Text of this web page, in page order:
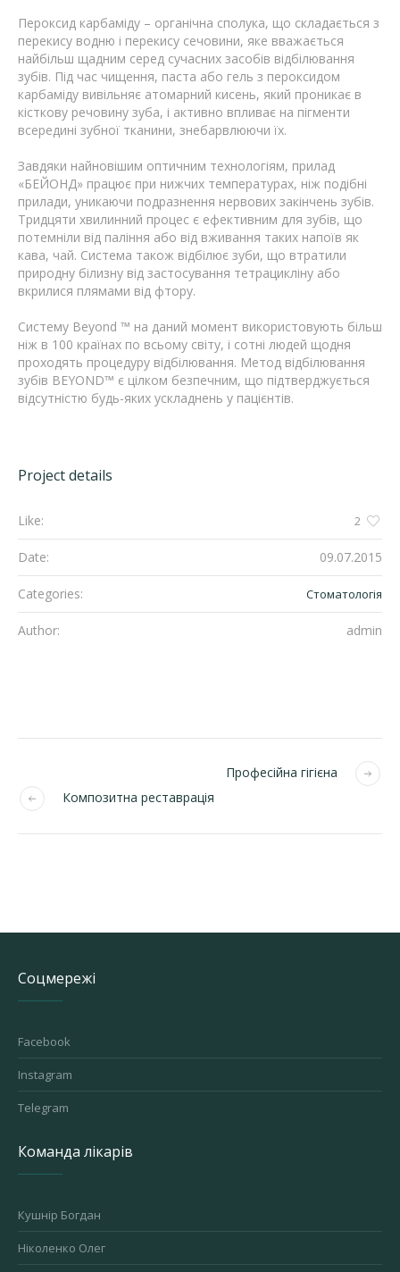
Пероксид карбаміду – органічна сполука, що складається з
перекису водню і перекису сечовини, яке вважається
найбільш щадним серед сучасних засобів відбілювання
зубів. Під час чищення, паста або гель з пероксидом
карбаміду вивільняє атомарний кисень, який проникає в
кісткову речовину зуба, і активно впливає на пігменти
всередині зубної тканини, знебарвлюючи їх.
Завдяки найновішим оптичним технологіям, прилад
«БЕЙОНД» працює при нижчих температурах, ніж подібні
прилади, уникаючи подразнення нервових закінчень зубів.
Тридцяти хвилинний процес є ефективним для зубів, що
потемніли від паління або від вживання таких напоїв як
кава, чай. Система також відбілює зуби, що втратили
природну білизну від застосування тетрацикліну або
вкрилися плямами від фтору.
Систему Beyond ™ на даний момент використовують більш
ніж в 100 країнах по всьому світу, і сотні людей щодня
проходять процедуру відбілювання. Метод відбілювання
зубів BEYOND™ є цілком безпечним, що підтверджується
відсутністю будь-яких ускладнень у пацієнтів.
Project details
Like: 2
Date: 09.07.2015
Categories: Стоматологія
Author: admin
Професійна гігієна
Композитна реставрація
Соцмережі
Facebook
Instagram
Telegram
Команда лікарів
Кушнір Богдан
Ніколенко Олег